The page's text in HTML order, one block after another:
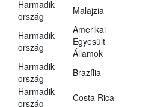
Harmadik
ország
Malajzia
Harmadik
ország
Amerikai
Egyesült
Államok
Harmadik
ország
Brazília
Harmadik
ország
Costa Rica